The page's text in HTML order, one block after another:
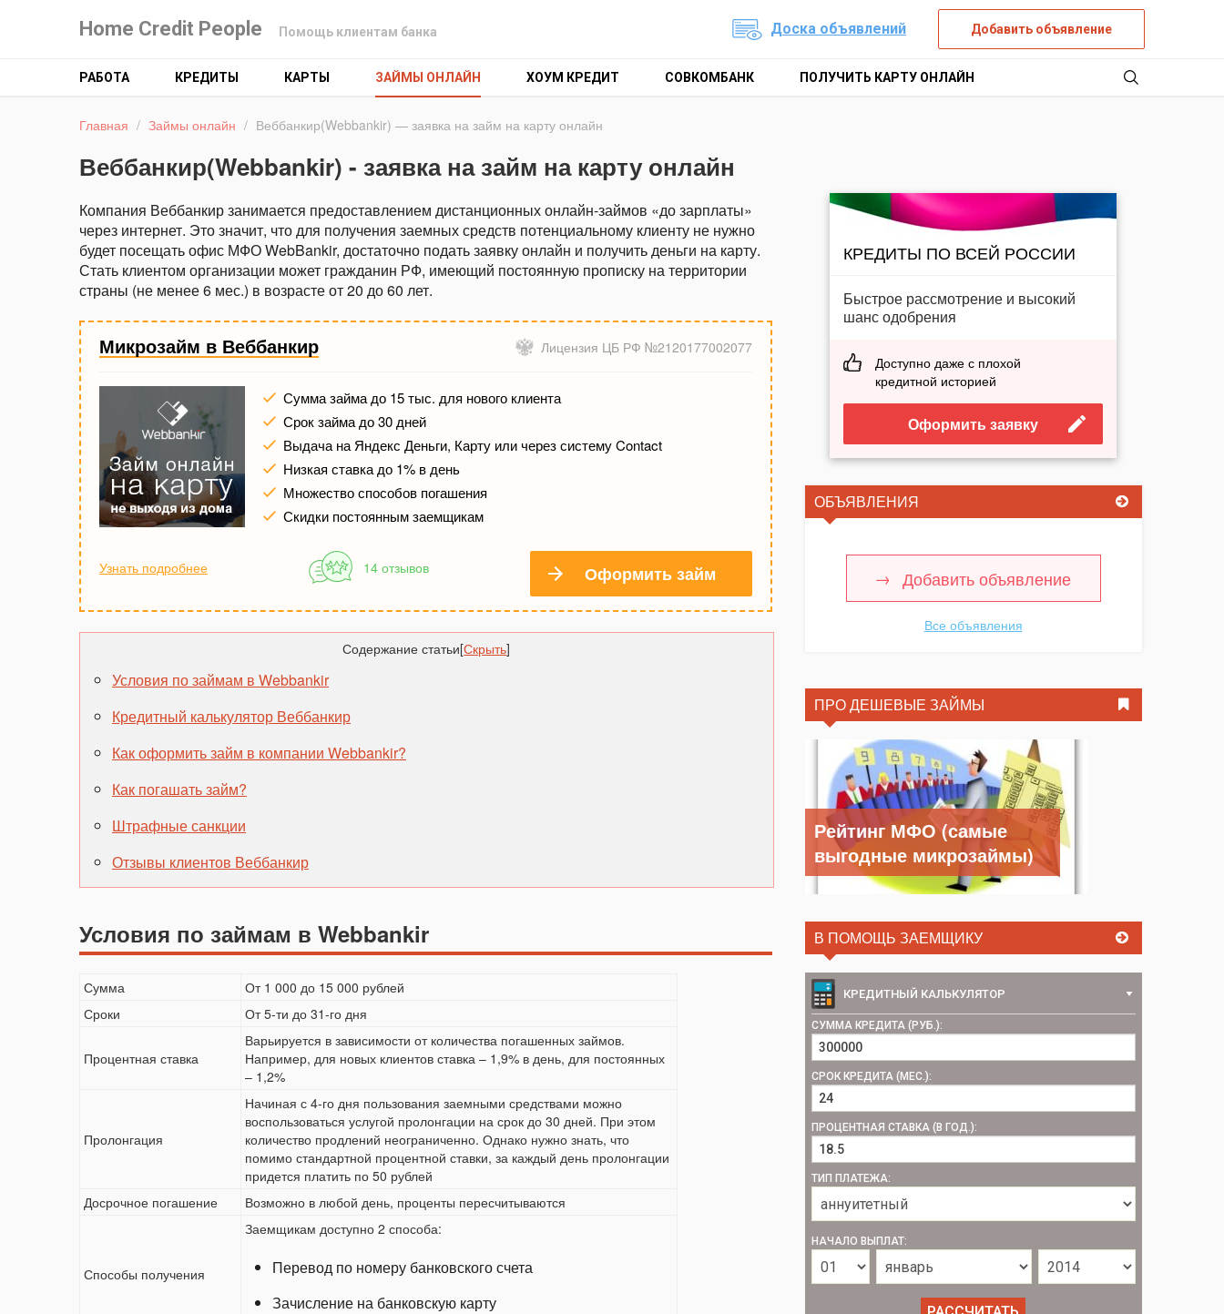
Home Credit People Помощь клиентам банка Доска объявлений Добавить объявление
РАБОТА КРЕДИТЫ КАРТЫ ЗАЙМЫ ОНЛАЙН ХОУМ КРЕДИТ СОВКОМБАНК ПОЛУЧИТЬ КАРТУ ОНЛАЙН
Главная / Займы онлайн / Веббанкир(Webbankir) — заявка на займ на карту онлайн
Веббанкир(Webbankir) - заявка на займ на карту онлайн
Компания Веббанкир занимается предоставлением дистанционных онлайн-займов «до зарплаты»
через интернет. Это значит, что для получения заемных средств потенциальному клиенту не нужно
будет посещать офис МФО WebBankir, достаточно подать заявку онлайн и получить деньги на карту.
Стать клиентом организации может гражданин РФ, имеющий постоянную прописку на территории
страны (не менее 6 мес.) в возрасте от 20 до 60 лет.
Микрозайм в Веббанкир Лицензия ЦБ РФ №2120177002077
Сумма займа до 15 тыс. для нового клиента
Срок займа до 30 дней
Выдача на Яндекс Деньги, Карту или через систему Contact
Низкая ставка до 1% в день
Множество способов погашения
Скидки постоянным заемщикам
Узнать подробнее 14 отзывов Оформить займ
Содержание статьи[Скрыть]
Условия по займам в Webbankir
Кредитный калькулятор Веббанкир
Как оформить займ в компании Webbankir?
Как погашать займ?
Штрафные санкции
Отзывы клиентов Веббанкир
Условия по займам в Webbankir
Сумма
От 1 000 до 15 000 рублей
Сроки
От 5-ти до 31-го дня
Процентная ставка
Варьируется в зависимости от количества погашенных займов.
Например, для новых клиентов ставка – 1,9% в день, для постоянных
– 1,2%
Пролонгация
Начиная с 4-го дня пользования заемными средствами можно
воспользоваться услугой пролонгации на срок до 30 дней. При этом
количество продлений неограниченно. Однако нужно знать, что
помимо стандартной процентной ставки, за каждый день пролонгации
придется платить по 50 рублей
Досрочное погашение
Возможно в любой день, проценты пересчитываются
Способы получения
Заемщикам доступно 2 способа:
Перевод по номеру банковского счета
Зачисление на банковскую карту
КРЕДИТЫ ПО ВСЕЙ РОССИИ
Быстрое рассмотрение и высокий
шанс одобрения
Доступно даже с плохой
кредитной историей
Оформить заявку
ОБЪЯВЛЕНИЯ
Добавить объявление
Все объявления
ПРО ДЕШЕВЫЕ ЗАЙМЫ
Рейтинг МФО (самые
выгодные микрозаймы)
В ПОМОЩЬ ЗАЕМЩИКУ
КРЕДИТНЫЙ КАЛЬКУЛЯТОР
СУММА КРЕДИТА (РУБ.):
СРОК КРЕДИТА (МЕС.):
ПРОЦЕНТНАЯ СТАВКА (В ГОД.):
ТИП ПЛАТЕЖА:
НАЧАЛО ВЫПЛАТ: